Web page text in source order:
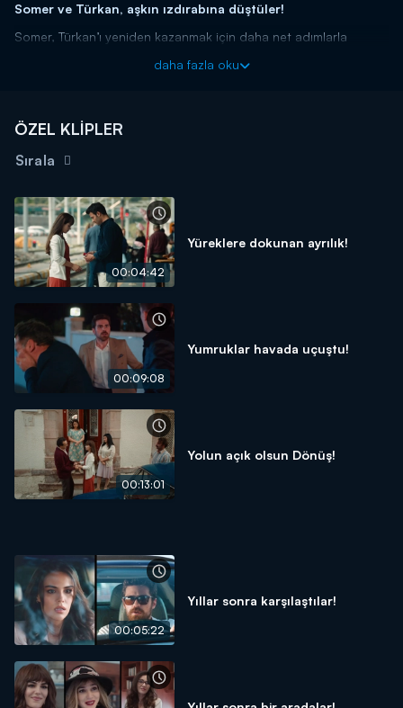
Somer ve Türkan, aşkın ızdırabına düştüler!
Somer, Türkan’ı yeniden kazanmak için daha net adımlarla
sert kararlarıyla bir kez daha yüzleşir. Türkan ve Somer acı içinde
Üç Kız Kardeş yeni bölümleriyle salı akşamı 20.00'da Kanal
D'de!
daha fazla oku
ÖZEL KLİPLER
Sırala
00:04:42
Yüreklere dokunan ayrılık!
00:09:08
Yumruklar havada uçuştu!
00:13:01
Yolun açık olsun Dönüş!
00:05:22
Yıllar sonra karşılaştılar!